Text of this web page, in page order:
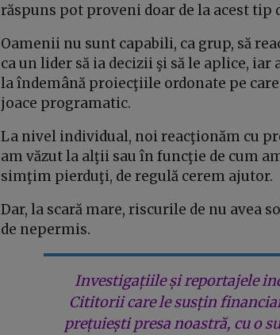
răspuns pot proveni doar de la acest tip
Oamenii nu sunt capabili, ca grup, să
ca un lider să ia decizii şi să le aplice, iar
la îndemână proiecţiile ordonate pe
joace programatic.
La nivel individual, noi reacţionăm cu
am văzut la alţii sau în funcţie de cum
simţim pierduţi, de regulă cerem ajutor.
Dar, la scară mare, riscurile de nu avea
de nepermis.
Investigațiile și reportajele
Cititorii care le susțin
prețuiești presa noastră, cu o